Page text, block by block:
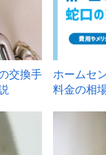
交換手
ホームセ
料金の相